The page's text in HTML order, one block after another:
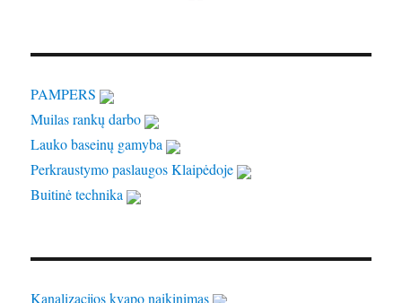
PAMPERS
Muilas rankų darbo
Lauko baseinų gamyba
Perkraustymo paslaugos Klaipėdoje
Buitinė technika
Kanalizacijos kvapo naikinimas